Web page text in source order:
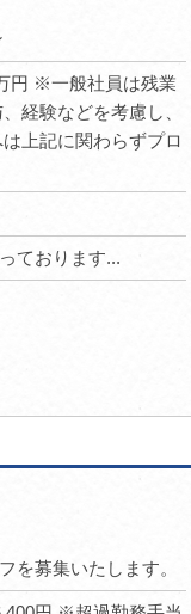
円 ※一般社員は残業
経験などを考慮し、
上記に関わらずプロ
ております...
を募集いたします。